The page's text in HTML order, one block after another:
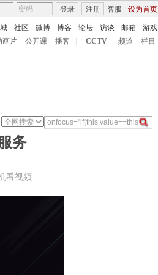
客服 设为首页
登录 注册
社区 微博 博客 论坛 访谈 邮箱
游戏
画片 公开课 播客 CCTV 频道 栏目
务
看视频